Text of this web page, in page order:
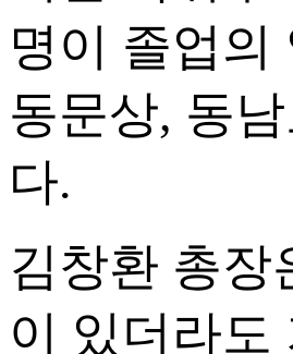
명이 졸업의
동문상, 동
다.
김창환 총장
이 있더라도